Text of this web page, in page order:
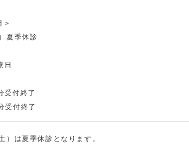
夏季休診
日
付終了
受付終了
は夏季休診となります。